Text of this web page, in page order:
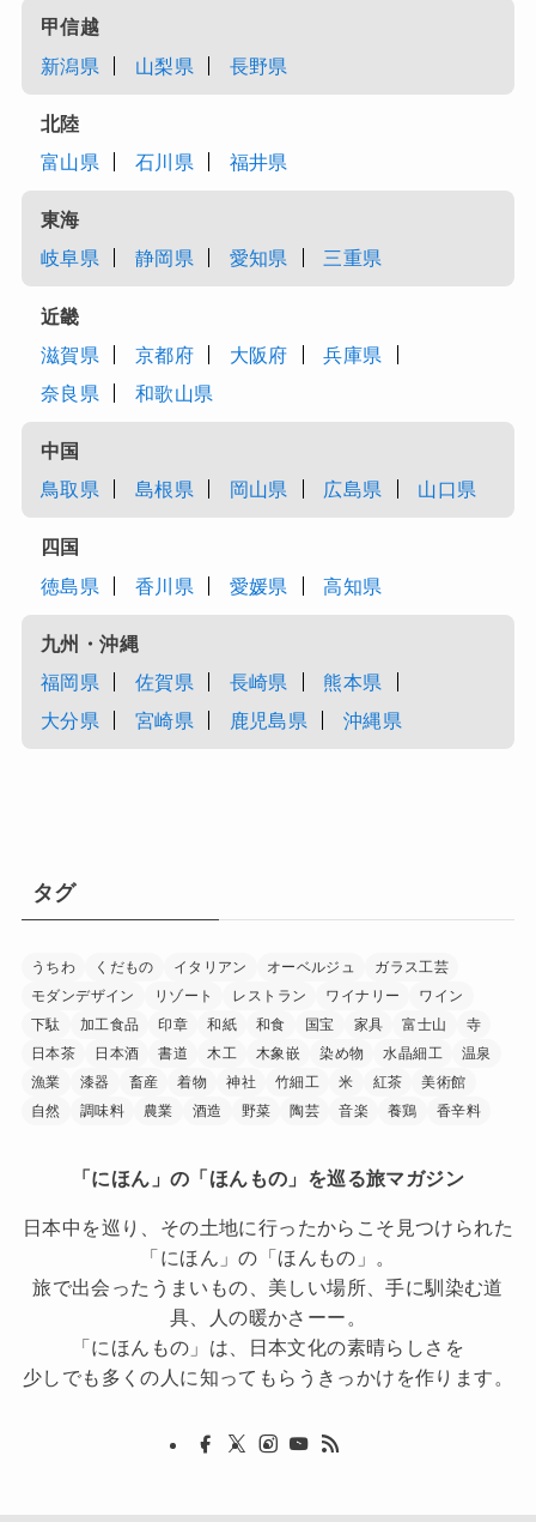
甲信越
新潟県
山梨県 長野県
北陸
富山県
石川県 福井県
東海
岐阜県
静岡県 愛知県 三重県
近畿
滋賀県
京都府 大阪府
兵庫県
奈良県
和歌山県
中国
鳥取県
島根県 岡山県 広島県 山口県
四国
徳島県
香川県 愛媛県 高知県
九州・沖縄
福岡県
佐賀県 長崎県
熊本県
大分県
宮崎県 鹿児島県 沖縄県
タグ
うちわ くだもの イタリアン オーベルジュ
ガラス工芸
モダンデザイン
リゾート レストラン ワイナリー
ワイン
下駄
加工食品 印章 和紙 和食 国宝 家具 富士山
寺
日本茶
日本酒 書道 木工 木象嵌 染め物 水晶細工
温泉
漁業
漆器 畜産 着物 神社 竹細工 米 紅茶
美術館
自然
調味料 農業 酒造 野菜 陶芸 音楽 養鶏 香辛料
「にほん」の「ほんもの」を巡る旅マガジン
日本中を巡り、その土地に行ったからこそ見つけられた
「にほん」の「ほんもの」。
旅で出会ったうまいもの、美しい場所、手に馴染む道
具、人の暖かさーー。
「にほんもの」は、日本文化の素晴らしさを
少しでも多くの人に知ってもらうきっかけを作ります。